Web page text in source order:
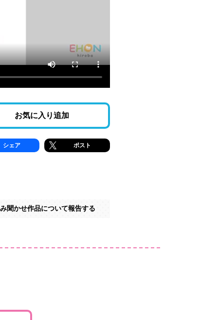
お気に入り追加
シェア ポスト
聞かせ作品について報告する